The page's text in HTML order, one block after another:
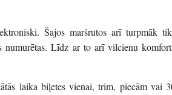
Šajos maršrutos arī turpmāk
numurētas. Līdz ar to arī vilcienu
laika biļetes vienai, trim, piecām vai